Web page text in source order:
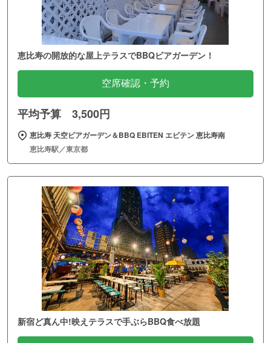
恵比寿の開放的な屋上テラスでBBQビアガーデン！
空席確認・予約
平均予算 3,500円
恵比寿 天空ビアガーデン＆BBQ EBITEN エビテン 恵比寿南
恵比寿駅／東京都
新宿ど真ん中!映えテラスで手ぶらBBQ食べ放題